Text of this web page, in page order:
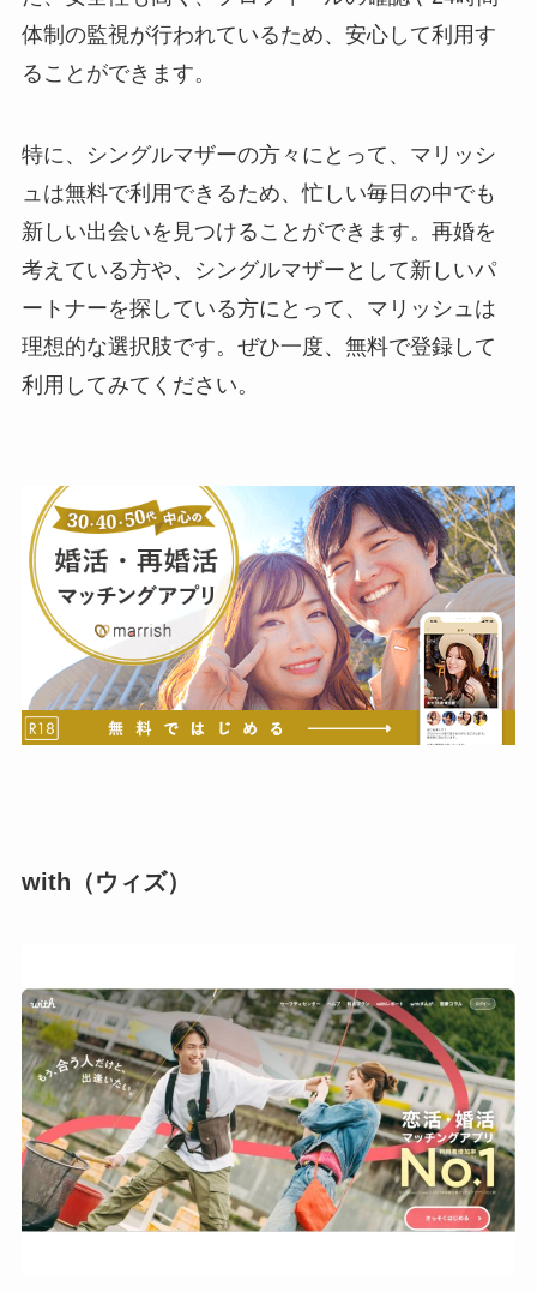
体制の監視が行われているため、安心して利用す
ることができます。
特に、シングルマザーの方々にとって、マリッシ
ュは無料で利用できるため、忙しい毎日の中でも
新しい出会いを見つけることができます。再婚を
考えている方や、シングルマザーとして新しいパ
ートナーを探している方にとって、マリッシュは
理想的な選択肢です。ぜひ一度、無料で登録して
利用してみてください。
with（ウィズ）